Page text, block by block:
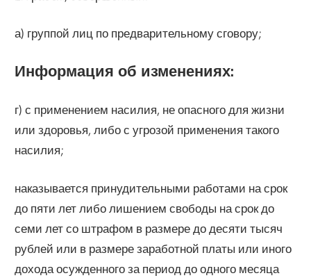
а) группой лиц по предварительному сговору;
Информация об изменениях:
г) с применением насилия, не опасного для жизни
или здоровья, либо с угрозой применения такого
насилия;
наказывается принудительными работами на срок
до пяти лет либо лишением свободы на срок до
семи лет со штрафом в размере до десяти тысяч
рублей или в размере заработной платы или иного
дохода осужденного за период до одного месяца